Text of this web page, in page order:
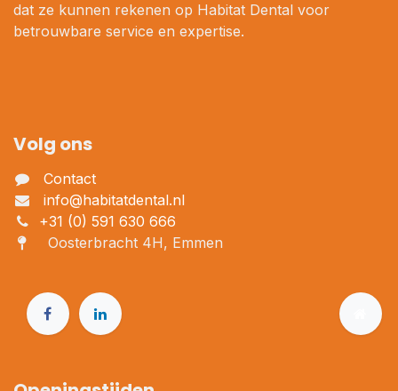
dat ze kunnen rekenen op Habitat Dental voor
betrouwbare service en expertise.
Volg ons
Contact
info@habitatdental.nl
+31 (0) 591 630 666
Oosterbracht 4H, Emmen